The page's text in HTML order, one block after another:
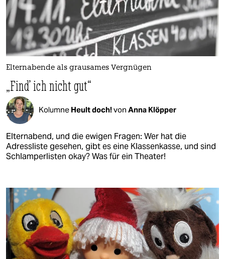
Elternabende als grausames Vergnügen
„Find' ich nicht gut“
Kolumne Heult doch!von Anna Klöpper
Elternabend, und die ewigen Fragen: Wer hat die
Adressliste gesehen, gibt es eine Klassenkasse, und sind
Schlamperlisten okay? Was für ein Theater!